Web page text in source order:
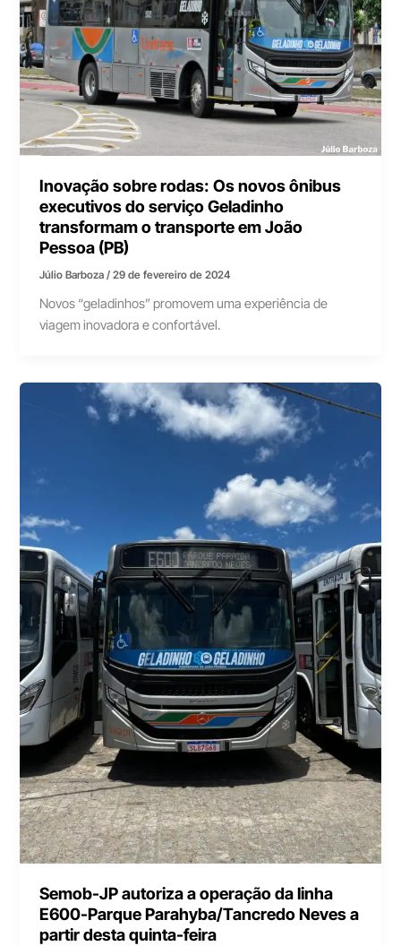
Inovação sobre rodas: Os novos ônibus
executivos do serviço Geladinho
transformam o transporte em João
Pessoa (PB)
Júlio Barboza/29 de fevereiro de 2024
Novos “geladinhos” promovem uma experiência de
viagem inovadora e confortável.
Semob-JP autoriza a operação da linha
E600-Parque Parahyba/Tancredo Neves a
partir desta quinta-feira